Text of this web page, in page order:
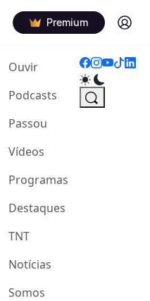
Premium Log in
Ouvir(current)
Podcasts
Passou
Vídeos
Programas
Destaques
TNT
Notícias
Somos